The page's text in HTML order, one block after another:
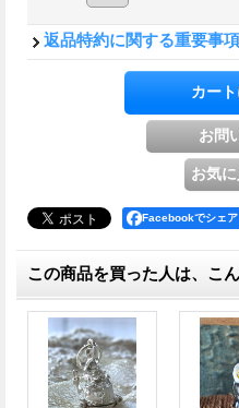
返品特約に関する重要事項
Facebookでシェア
この商品を買った人は、こ